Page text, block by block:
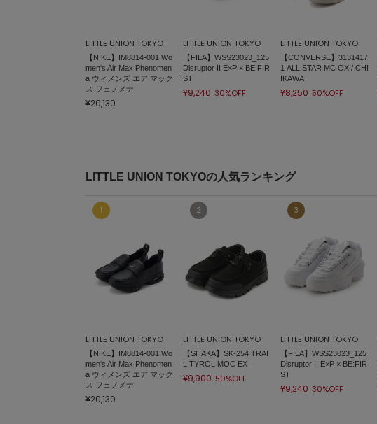
LITTLE UNION TOKYO
【NIKE】IM8814-001 Wo
men's Air Max Phenomen
a ウィメンズ エア マック
ス フェノメナ
¥20,130
LITTLE UNION TOKYO
【FILA】WSS23023_125
Disruptor II E×P × BE:FIR
ST
¥9,240 30%OFF
LITTLE UNION TOKYO
【CONVERSE】3131417
1 ALL STAR MC OX / CHI
IKAWA
¥8,250 50%OFF
LITTLE UNION TOKYOの人気ランキング
LITTLE UNION TOKYO
【NIKE】IM8814-001 Wo
men's Air Max Phenomen
a ウィメンズ エア マック
ス フェノメナ
¥20,130
LITTLE UNION TOKYO
【SHAKA】SK-254 TRAI
L TYROL MOC EX
¥9,900 50%OFF
LITTLE UNION TOKYO
【FILA】WSS23023_125
Disruptor II E×P × BE:FIR
ST
¥9,240 30%OFF